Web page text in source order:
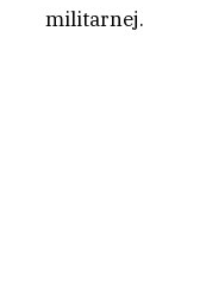
militarnej.